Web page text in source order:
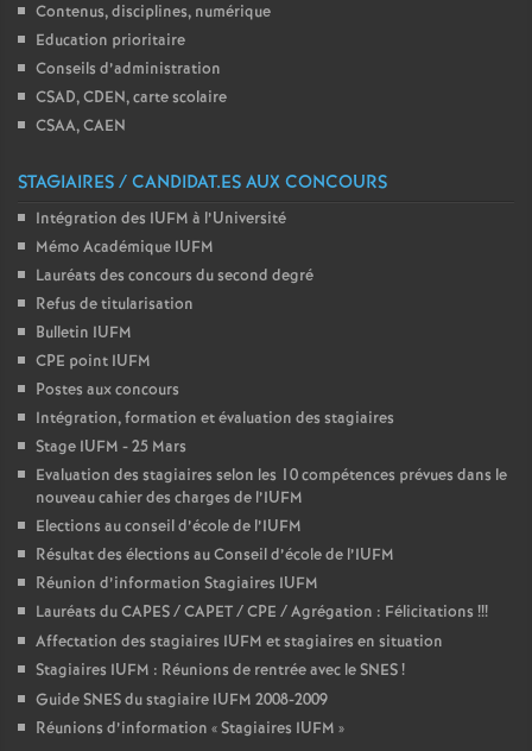
Contenus, disciplines, numérique
Education prioritaire
Conseils d’administration
CSAD, CDEN, carte scolaire
CSAA, CAEN
STAGIAIRES / CANDIDAT.ES AUX CONCOURS
Intégration des IUFM à l’Université
Mémo Académique IUFM
Lauréats des concours du second degré
Refus de titularisation
Bulletin IUFM
CPE point IUFM
Postes aux concours
Intégration, formation et évaluation des stagiaires
Stage IUFM - 25 Mars
Evaluation des stagiaires selon les 10 compétences prévues dans le
nouveau cahier des charges de l’IUFM
Elections au conseil d’école de l’IUFM
Résultat des élections au Conseil d’école de l’IUFM
Réunion d’information Stagiaires IUFM
Lauréats du CAPES / CAPET / CPE / Agrégation : Félicitations !!!
Affectation des stagiaires IUFM et stagiaires en situation
Stagiaires IUFM : Réunions de rentrée avec le SNES!
Guide SNES du stagiaire IUFM 2008-2009
Réunions d’information «Stagiaires IUFM »